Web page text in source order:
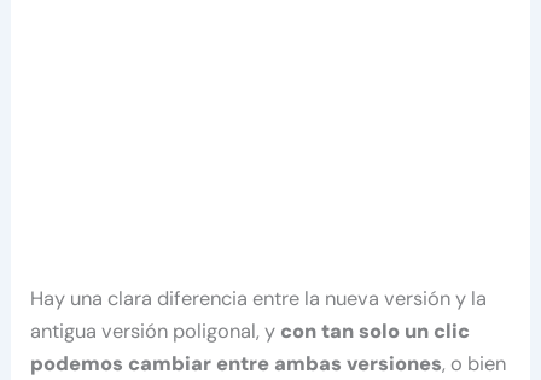
Hay una clara diferencia entre la nueva versión y la
antigua versión poligonal, y con tan solo un clic
podemos cambiar entre ambas versiones, o bien